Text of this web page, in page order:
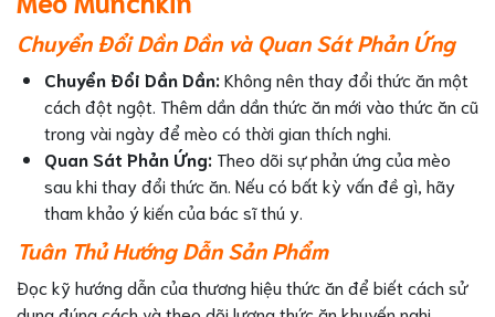
Chuyển Đổi Dần Dần và Quan Sát Phản Ứng
Chuyển Đổi Dần Dần: Không nên thay đổi thức ăn một
cách đột ngột. Thêm dần dần thức ăn mới vào thức ăn cũ
trong vài ngày để mèo có thời gian thích nghi.
Quan Sát Phản Ứng: Theo dõi sự phản ứng của mèo
sau khi thay đổi thức ăn. Nếu có bất kỳ vấn đề gì, hãy
tham khảo ý kiến của bác sĩ thú y.
Tuân Thủ Hướng Dẫn Sản Phẩm
Đọc kỹ hướng dẫn của thương hiệu thức ăn để biết cách sử